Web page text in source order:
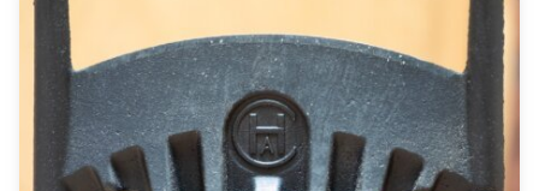
KULUTUKSEN
KURIIN